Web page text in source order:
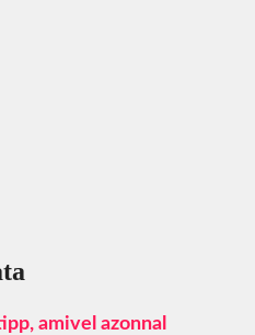
amivel azonnal